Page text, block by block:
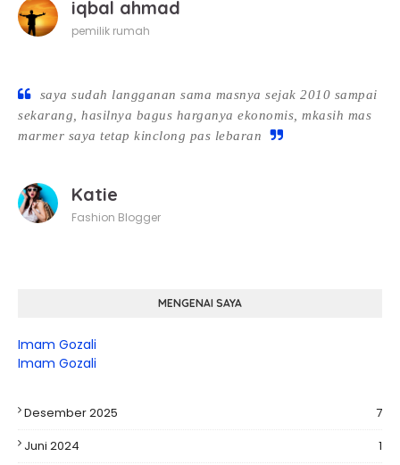
iqbal ahmad
pemilik rumah
saya sudah langganan sama masnya sejak 2010 sampai
sekarang, hasilnya bagus harganya ekonomis, mkasih mas
marmer saya tetap kinclong pas lebaran
Katie
Fashion Blogger
MENGENAI SAYA
Imam Gozali
Imam Gozali
Desember 2025
7
Juni 2024
1